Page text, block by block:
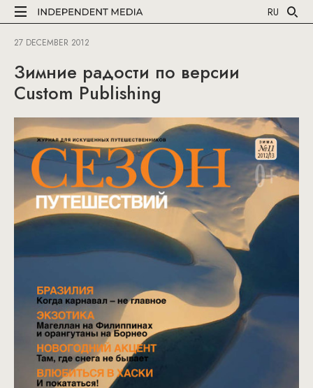
RU
27 DECEMBER 2012
Зимние радости по версии
Custom Publishing